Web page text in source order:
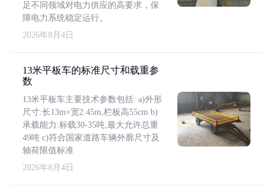
足不同领域对电力供应的高要求，保
障电力系统稳定运行。
2026年8月4日
13米平板车的标准尺寸和载重参
数
13米平板车主要技术参数包括: a)外形
尺寸:长13m×宽2.45m,栏板高55cm b)
承载能力:标载30-35吨,最大允许总重
49吨 c)符合国家道路车辆外廓尺寸及
轴荷限值标准
2026年8月4日